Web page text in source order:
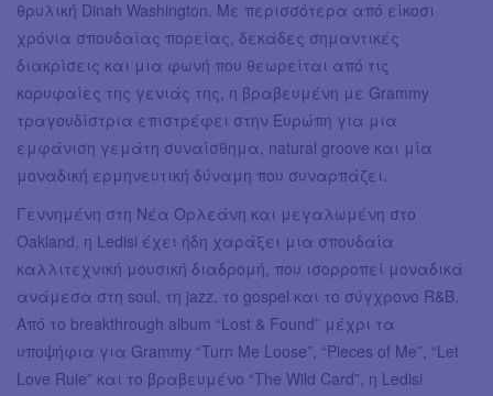
θρυλική Dinah Washington. Με περισσότερα από είκοσι
χρόνια σπουδαίας πορείας, δεκάδες σημαντικές
διακρίσεις και μια φωνή που θεωρείται από τις
κορυφαίες της γενιάς της, η βραβευμένη με Grammy
τραγουδίστρια επιστρέφει στην Ευρώπη για μια
εμφάνιση γεμάτη συναίσθημα, natural groove και μία
μοναδική ερμηνευτική δύναμη που συναρπάζει.
Γεννημένη στη Νέα Ορλεάνη και μεγαλωμένη στο
Oakland, η Ledisi έχει ήδη χαράξει μια σπουδαία
καλλιτεχνική μουσική διαδρομή, που ισορροπεί μοναδικά
ανάμεσα στη soul, τη jazz, το gospel και το σύγχρονο R&B.
Από το breakthrough album “Lost & Found” μέχρι τα
υποψήφια για Grammy “Turn Me Loose”, “Pieces of Me”, “Let
Love Rule” και το βραβευμένο “The Wild Card”, η Ledisi